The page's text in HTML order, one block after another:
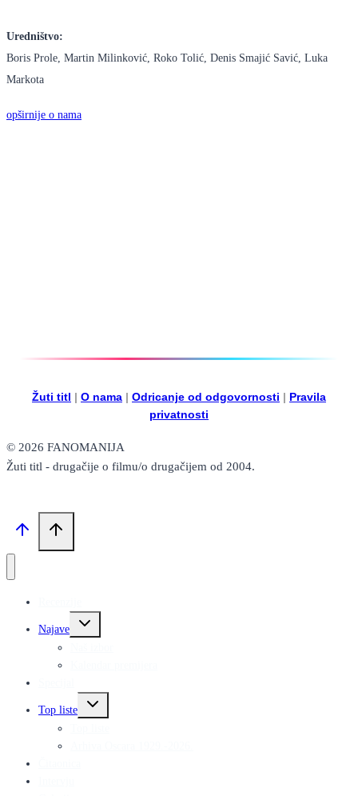
Uredništvo:
Boris Prole, Martin Milinković, Roko Tolić, Denis Smajić Savić, Luka
Markota
opširnije o nama
Žuti titl | O nama | Odricanje od odgovornosti | Pravila
privatnosti
© 2026 FANOMANIJA
Žuti titl - drugačije o filmu/o drugačijem od 2004.
Najave
Toggle
child
Top liste
Toggle
child